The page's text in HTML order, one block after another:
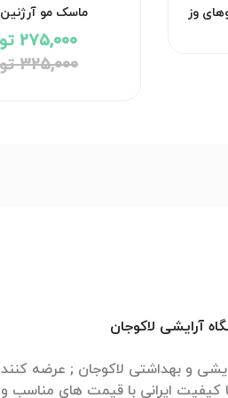
وز
ماسک مو آرژنین
275,000 تومان
325,000 تومان
آرایشی لاکوجان
و بهداشتی لاکوجان ; عرضه
کیفیت ایرانی با قیمت های مناسب و